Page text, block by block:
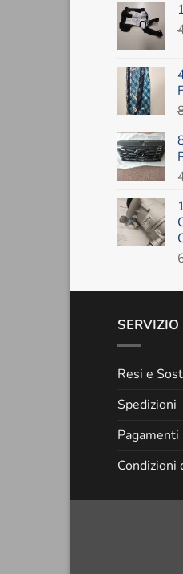
Resi e
Spedizioni
Pagamenti
Condizioni